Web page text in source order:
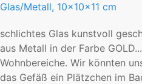
Glas/Metall, 10x10x11 cm
schlichtes Glas kunstvoll
aus Metall in der Farbe
Wohnbereiche. Wir könnten
das Gefäß ein Plätzchen im